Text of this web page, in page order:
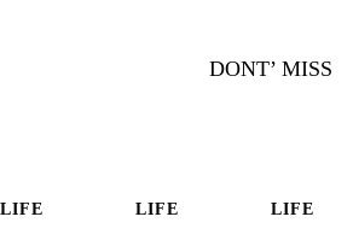
DONT’ MISS
LIFE LIFE LIFE